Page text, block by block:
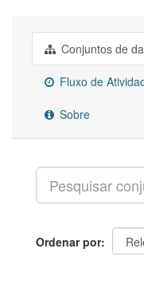
Conjuntos de
Fluxo de
Sobre
Ordenar por